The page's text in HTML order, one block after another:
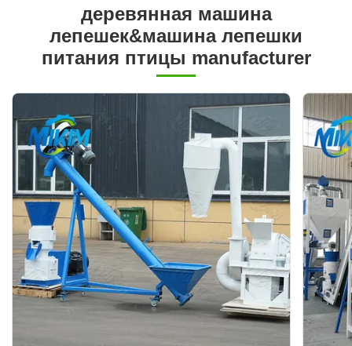
деревянная машина
лепешек&машина лепешки
питания птицы manufacturer